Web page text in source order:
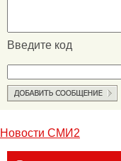
Введите код
Новости СМИ2